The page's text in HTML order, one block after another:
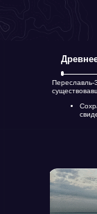
Переславль-